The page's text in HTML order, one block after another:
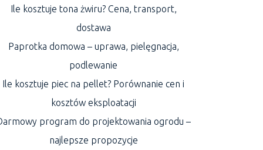
Ile kosztuje tona żwiru? Cena, transport,
dostawa
Paprotka domowa – uprawa, pielęgnacja,
podlewanie
Ile kosztuje piec na pellet? Porównanie cen i
kosztów eksploatacji
program do projektowania ogrodu –
najlepsze propozycje